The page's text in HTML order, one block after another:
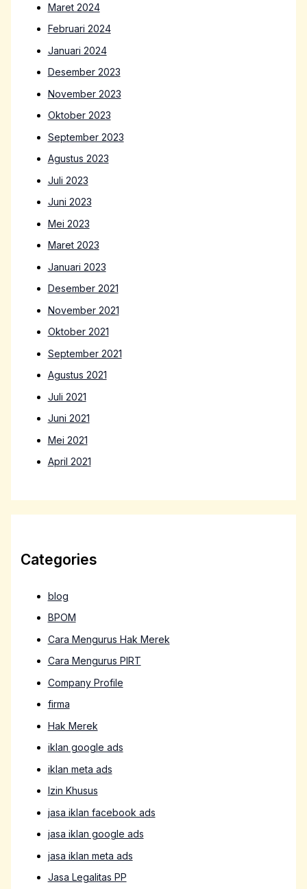
Maret 2024
Februari 2024
Januari 2024
Desember 2023
November 2023
Oktober 2023
September 2023
Agustus 2023
Juli 2023
Juni 2023
Mei 2023
Maret 2023
Januari 2023
Desember 2021
November 2021
Oktober 2021
September 2021
Agustus 2021
Juli 2021
Juni 2021
Mei 2021
April 2021
Categories
blog
BPOM
Cara Mengurus Hak Merek
Cara Mengurus PIRT
Company Profile
firma
Hak Merek
iklan google ads
iklan meta ads
Izin Khusus
jasa iklan facebook ads
jasa iklan google ads
jasa iklan meta ads
Jasa Legalitas PP